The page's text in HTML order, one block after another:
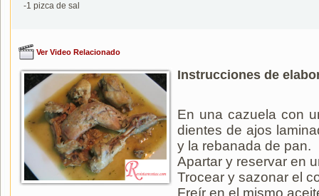
-1 pizca de sal
Ver Video Relacionado
Instrucciones de
En una cazuela con
dientes de ajos
y la rebanada de pan.
Apartar y reservar en
Trocear y sazonar el
Freír en el mismo